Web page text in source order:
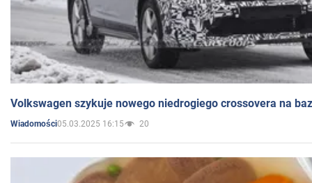
Volkswagen szykuje nowego niedrogiego crossovera na
Wiadomości05.03.2025 16:15 20